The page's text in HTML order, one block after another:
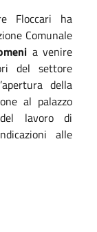
Floccari ha
Comunale
a venire
del settore
della
al palazzo
lavoro di
alle